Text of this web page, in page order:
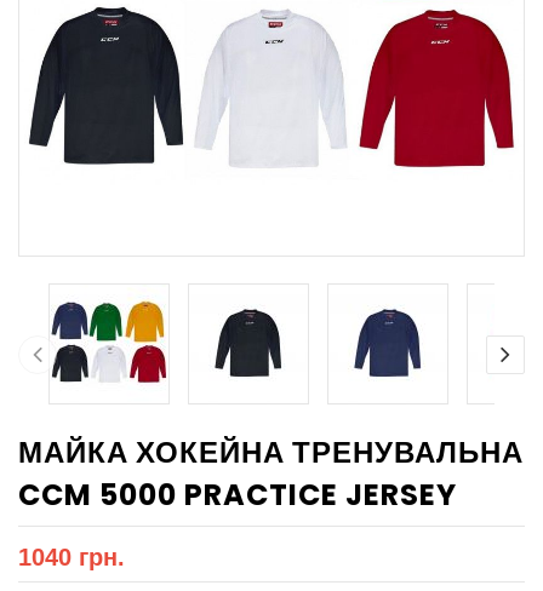
МАЙКА ХОКЕЙНА ТРЕНУВАЛЬНА
CCM 5000 PRACTICE JERSEY
1040 грн.